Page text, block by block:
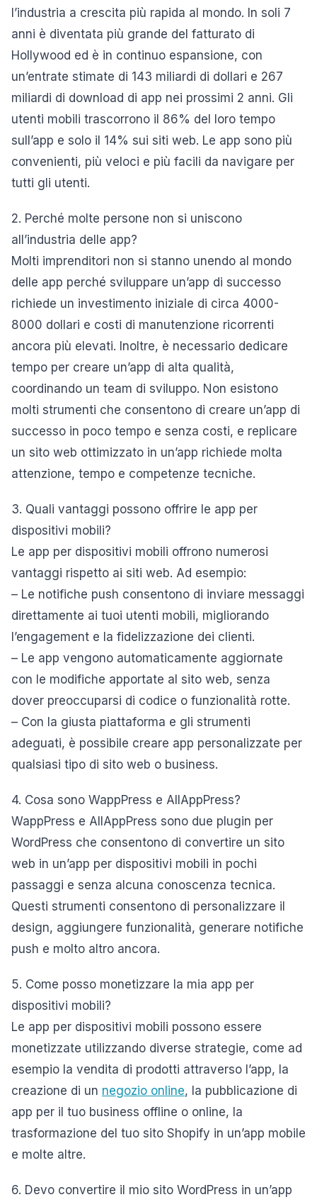
l’industria a crescita più rapida al mondo. In soli 7
anni è diventata più grande del fatturato di
Hollywood ed è in continuo espansione, con
un’entrate stimate di 143 miliardi di dollari e 267
miliardi di download di app nei prossimi 2 anni. Gli
utenti mobili trascorrono il 86% del loro tempo
sull’app e solo il 14% sui siti web. Le app sono più
convenienti, più veloci e più facili da navigare per
tutti gli utenti.
2. Perché molte persone non si uniscono
all’industria delle app?
Molti imprenditori non si stanno unendo al mondo
delle app perché sviluppare un’app di successo
richiede un investimento iniziale di circa 4000-
8000 dollari e costi di manutenzione ricorrenti
ancora più elevati. Inoltre, è necessario dedicare
tempo per creare un’app di alta qualità,
coordinando un team di sviluppo. Non esistono
molti strumenti che consentono di creare un’app di
successo in poco tempo e senza costi, e replicare
un sito web ottimizzato in un’app richiede molta
attenzione, tempo e competenze tecniche.
3. Quali vantaggi possono offrire le app per
dispositivi mobili?
Le app per dispositivi mobili offrono numerosi
vantaggi rispetto ai siti web. Ad esempio:
– Le notifiche push consentono di inviare messaggi
direttamente ai tuoi utenti mobili, migliorando
l’engagement e la fidelizzazione dei clienti.
– Le app vengono automaticamente aggiornate
con le modifiche apportate al sito web, senza
dover preoccuparsi di codice o funzionalità rotte.
– Con la giusta piattaforma e gli strumenti
adeguati, è possibile creare app personalizzate per
qualsiasi tipo di sito web o business.
4. Cosa sono WappPress e AllAppPress?
WappPress e AllAppPress sono due plugin per
WordPress che consentono di convertire un sito
web in un’app per dispositivi mobili in pochi
passaggi e senza alcuna conoscenza tecnica.
Questi strumenti consentono di personalizzare il
design, aggiungere funzionalità, generare notifiche
push e molto altro ancora.
5. Come posso monetizzare la mia app per
dispositivi mobili?
Le app per dispositivi mobili possono essere
monetizzate utilizzando diverse strategie, come ad
esempio la vendita di prodotti attraverso l’app, la
creazione di un negozio online, la pubblicazione di
app per il tuo business offline o online, la
trasformazione del tuo sito Shopify in un’app mobile
e molte altre.
6. Devo convertire il mio sito WordPress in un’app